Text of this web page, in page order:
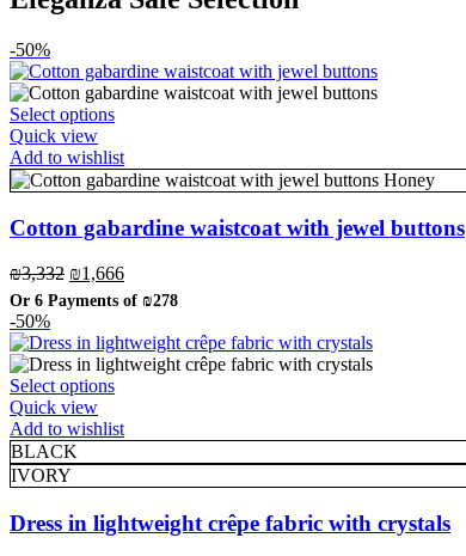
-50%
Select optionsThis
has
multiple
variants.
The
options
may
be
chosen
the
product
page
Quick view
Add to wishlist
Honey
Cotton gabardine waistcoat with jewel buttons
₪3,332 Original
price
was:
₪3,332.
₪1,666Current
price
₪1,666.
Or 6 Payments of ₪278
-50%
Select optionsThis
has
variants.
The
options
may
Quick view
Add to wishlist
BLACK
IVORY
Dress in lightweight crêpe fabric with crystals